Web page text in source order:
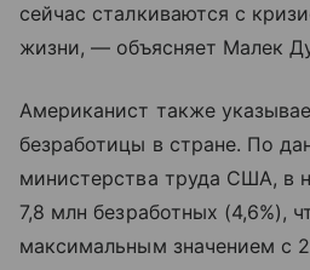
сейчас сталкиваются с
жизни, — объясняет Малек
Американист также
безработицы в стране. По
министерства труда США, в
7,8 млн безработных (4,6%),
максимальным значением с